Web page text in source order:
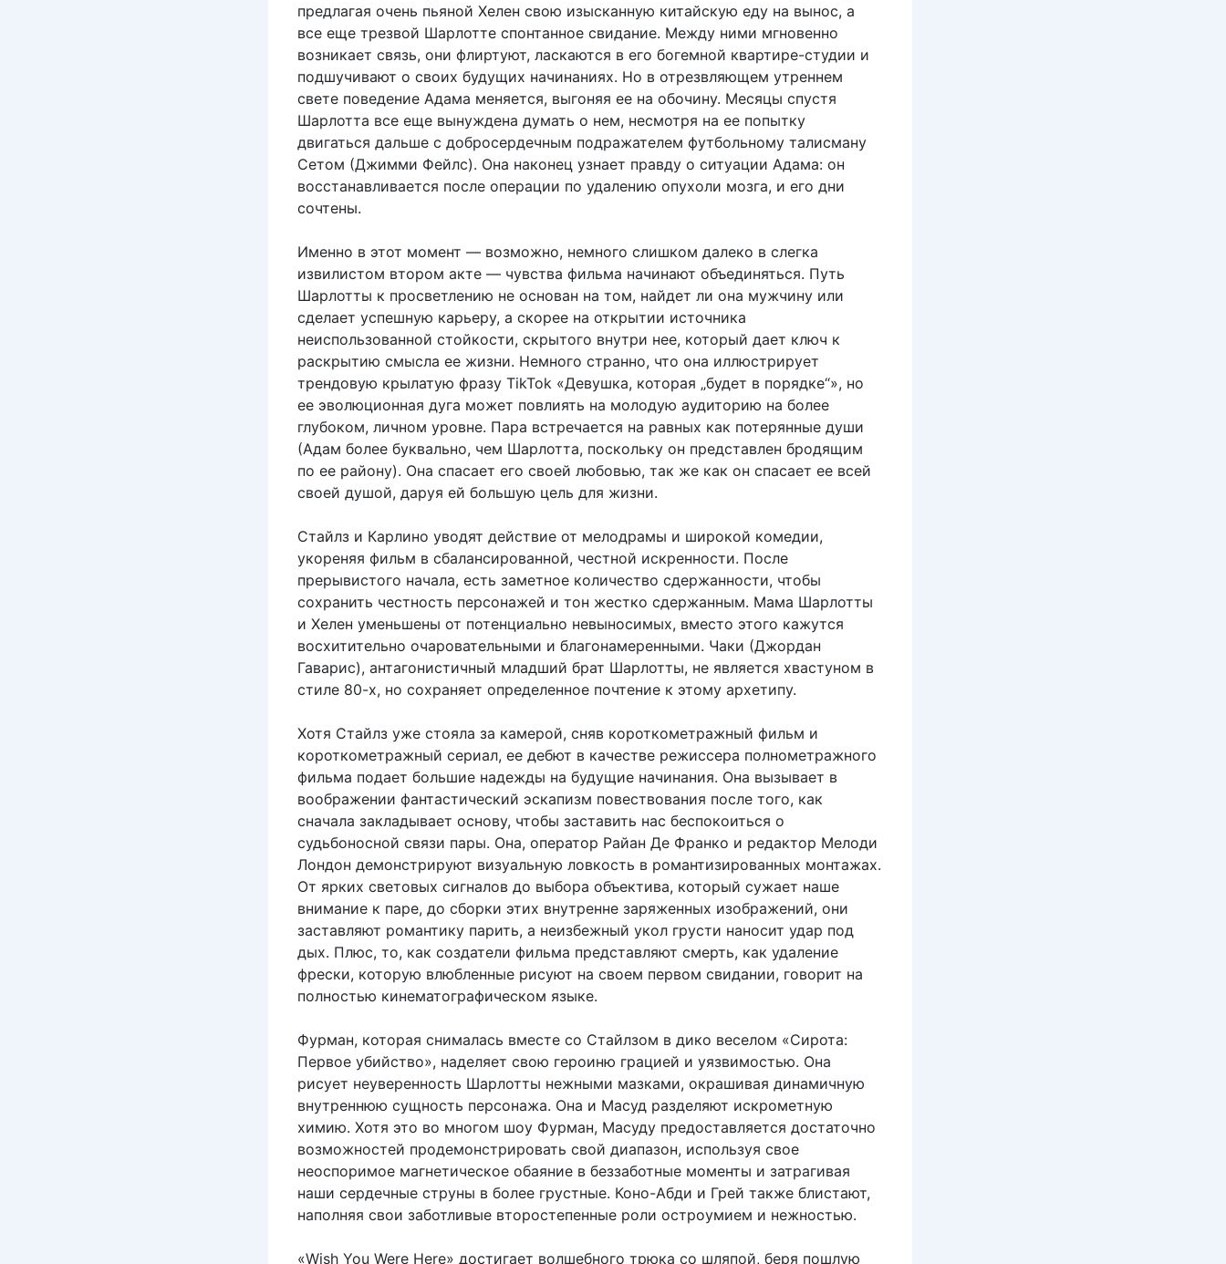
предлагая очень пьяной Хелен свою изысканную китайскую еду на вынос, а
все еще трезвой Шарлотте спонтанное свидание. Между ними мгновенно
возникает связь, они флиртуют, ласкаются в его богемной квартире-студии и
подшучивают о своих будущих начинаниях. Но в отрезвляющем утреннем
свете поведение Адама меняется, выгоняя ее на обочину. Месяцы спустя
Шарлотта все еще вынуждена думать о нем, несмотря на ее попытку
двигаться дальше с добросердечным подражателем футбольному талисману
Сетом (Джимми Фейлс). Она наконец узнает правду о ситуации Адама: он
восстанавливается после операции по удалению опухоли мозга, и его дни
сочтены.
Именно в этот момент — возможно, немного слишком далеко в слегка
извилистом втором акте — чувства фильма начинают объединяться. Путь
Шарлотты к просветлению не основан на том, найдет ли она мужчину или
сделает успешную карьеру, а скорее на открытии источника
неиспользованной стойкости, скрытого внутри нее, который дает ключ к
раскрытию смысла ее жизни. Немного странно, что она иллюстрирует
трендовую крылатую фразу TikTok «Девушка, которая „будет в порядке“», но
ее эволюционная дуга может повлиять на молодую аудиторию на более
глубоком, личном уровне. Пара встречается на равных как потерянные души
(Адам более буквально, чем Шарлотта, поскольку он представлен бродящим
по ее району). Она спасает его своей любовью, так же как он спасает ее всей
своей душой, даруя ей большую цель для жизни.
Стайлз и Карлино уводят действие от мелодрамы и широкой комедии,
укореняя фильм в сбалансированной, честной искренности. После
прерывистого начала, есть заметное количество сдержанности, чтобы
сохранить честность персонажей и тон жестко сдержанным. Мама Шарлотты
и Хелен уменьшены от потенциально невыносимых, вместо этого кажутся
восхитительно очаровательными и благонамеренными. Чаки (Джордан
Гаварис), антагонистичный младший брат Шарлотты, не является хвастуном в
стиле 80-х, но сохраняет определенное почтение к этому архетипу.
Хотя Стайлз уже стояла за камерой, сняв короткометражный фильм и
короткометражный сериал, ее дебют в качестве режиссера полнометражного
фильма подает большие надежды на будущие начинания. Она вызывает в
воображении фантастический эскапизм повествования после того, как
сначала закладывает основу, чтобы заставить нас беспокоиться о
судьбоносной связи пары. Она, оператор Райан Де Франко и редактор Мелоди
Лондон демонстрируют визуальную ловкость в романтизированных монтажах.
От ярких световых сигналов до выбора объектива, который сужает наше
внимание к паре, до сборки этих внутренне заряженных изображений, они
заставляют романтику парить, а неизбежный укол грусти наносит удар под
дых. Плюс, то, как создатели фильма представляют смерть, как удаление
фрески, которую влюбленные рисуют на своем первом свидании, говорит на
полностью кинематографическом языке.
Фурман, которая снималась вместе со Стайлзом в дико веселом «Сирота:
Первое убийство», наделяет свою героиню грацией и уязвимостью. Она
рисует неуверенность Шарлотты нежными мазками, окрашивая динамичную
внутреннюю сущность персонажа. Она и Масуд разделяют искрометную
химию. Хотя это во многом шоу Фурман, Масуду предоставляется достаточно
возможностей продемонстрировать свой диапазон, используя свое
неоспоримое магнетическое обаяние в беззаботные моменты и затрагивая
наши сердечные струны в более грустные. Коно-Абди и Грей также блистают,
наполняя свои заботливые второстепенные роли остроумием и нежностью.
«Wish You Were Here» достигает волшебного трюка со шляпой, беря пошлую